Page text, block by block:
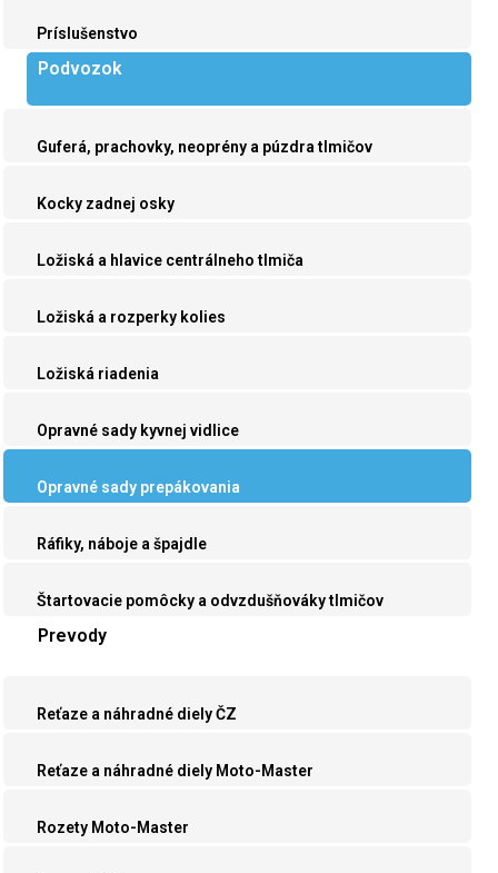
Príslušenstvo
Podvozok
Guferá, prachovky, neoprény a púzdra tlmičov
Kocky zadnej osky
Ložiská a hlavice centrálneho tlmiča
Ložiská a rozperky kolies
Ložiská riadenia
Opravné sady kyvnej vidlice
Opravné sady prepákovania
Ráfiky, náboje a špajdle
Štartovacie pomôcky a odvzdušňováky tlmičov
Prevody
Reťaze a náhradné diely ČZ
Reťaze a náhradné diely Moto-Master
Rozety Moto-Master